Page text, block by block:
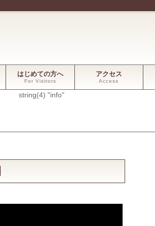
はじめての方へ
For Visitors
アクセス
Access
string(4) "info"